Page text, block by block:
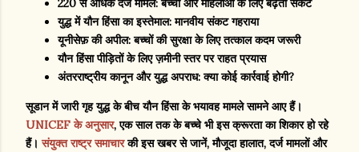
220 से अधिक दर्ज मामले: बच्चों और महिलाओं के लिए बढ़ता संकट
युद्ध में यौन हिंसा का इस्तेमाल: मानवीय संकट गहराया
यूनीसेफ़ की अपील: बच्चों की सुरक्षा के लिए तत्काल कदम जरूरी
यौन हिंसा पीड़ितों के लिए ज़मीनी स्तर पर राहत प्रयास
अंतरराष्ट्रीय कानून और युद्ध अपराध: क्या कोई कार्रवाई होगी?
सूडान में जारी गृह युद्ध के बीच यौन हिंसा के भयावह मामले सामने आए हैं।
UNICEF के अनुसार, एक साल तक के बच्चे भी इस क्रूरता का शिकार हो रहे
हैं।संयुक्त राष्ट्र समाचारकी इस खबर से जानें, मौजूदा हालात, दर्ज मामलों और